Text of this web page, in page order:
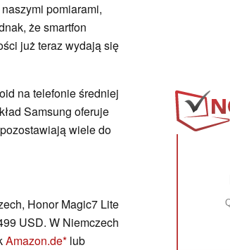
pomiarami,
że smartfon
już teraz wydają się
na telefonie średniej
Samsung oferuje
wiele do
Honor Magic7 Lite
USD. W Niemczech
Amazon.de lub